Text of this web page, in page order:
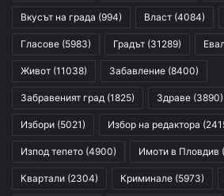
Вкусът на града (994) Власт (4084)
Гласове (5983) Градът (31289)
Живот (11038) Забавление (8400)
Забравеният град (1825) Здраве (3890)
Избори (5021) Избор на редактора
Изпод тепето (4900) Имоти в Пловдив
Квартали (2304) Криминале (5973)